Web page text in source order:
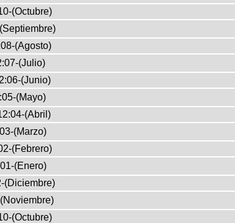
(Octubre)
(Agosto)
(Julio)
(Junio)
(Mayo)
(Abril)
(Marzo)
(Febrero)
(Enero)
(Diciembre)
(Octubre)